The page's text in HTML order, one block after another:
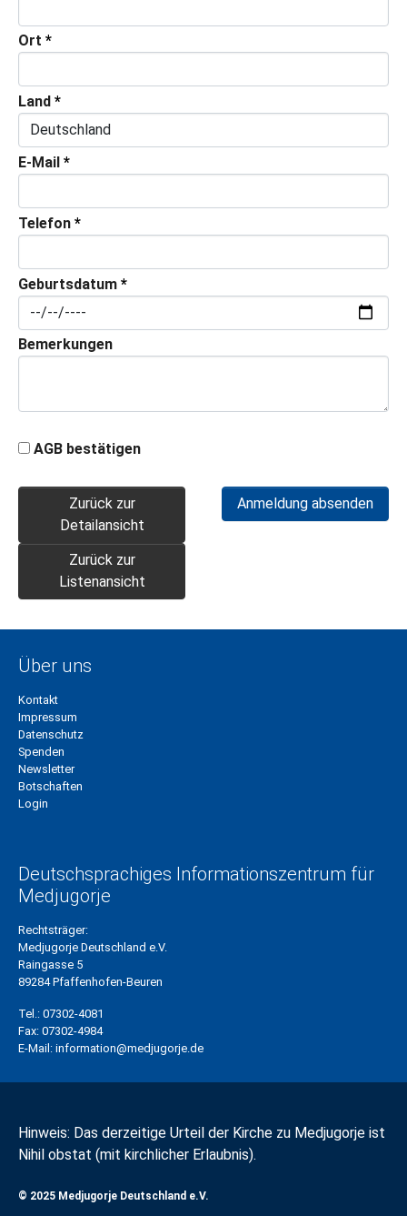
Ort *
Land *
E-Mail *
Telefon *
Geburtsdatum *
Bemerkungen
AGB bestätigen
Zurück zur
Detailansicht
Zurück zur
Listenansicht
Über uns
Kontakt
Impressum
Datenschutz
Spenden
Newsletter
Botschaften
Login
Deutschsprachiges Informationszentrum für
Medjugorje
Rechtsträger:
Medjugorje Deutschland e.V.
Raingasse 5
89284 Pfaffenhofen-Beuren
Tel.: 07302-4081
Fax: 07302-4984
E-Mail: information@medjugorje.de
Hinweis: Das derzeitige Urteil der Kirche zu Medjugorje ist
Nihil obstat (mit kirchlicher Erlaubnis).
© 2025 Medjugorje Deutschland e.V.